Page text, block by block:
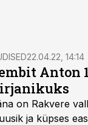
22.04.22, 14:14
Anton
on Rakvere
ja küpses